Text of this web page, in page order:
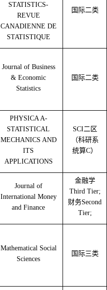
STATISTICS-
REVUE
CANADIENNE DE
STATISTIQUE
国际二类
Journal of Business
& Economic
Statistics
国际二类
PHYSICA A-
STATISTICAL
MECHANICS AND
ITS
APPLICATIONS
SCI二区
（科研系
统算C）
Journal of
International Money
and Finance
金融学
Third Tier;
财务Second
Tier;
Mathematical Social
Sciences
国际三类